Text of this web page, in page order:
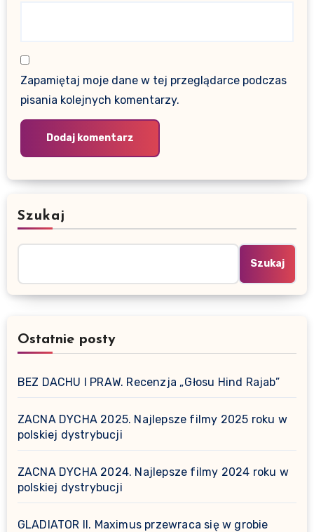
Zapamiętaj moje dane w tej przeglądarce podczas
pisania kolejnych komentarzy.
Szukaj
Szukaj
Ostatnie posty
BEZ DACHU I PRAW. Recenzja „Głosu Hind Rajab”
ZACNA DYCHA 2025. Najlepsze filmy 2025 roku w
polskiej dystrybucji
ZACNA DYCHA 2024. Najlepsze filmy 2024 roku w
polskiej dystrybucji
GLADIATOR II. Maximus przewraca się w grobie